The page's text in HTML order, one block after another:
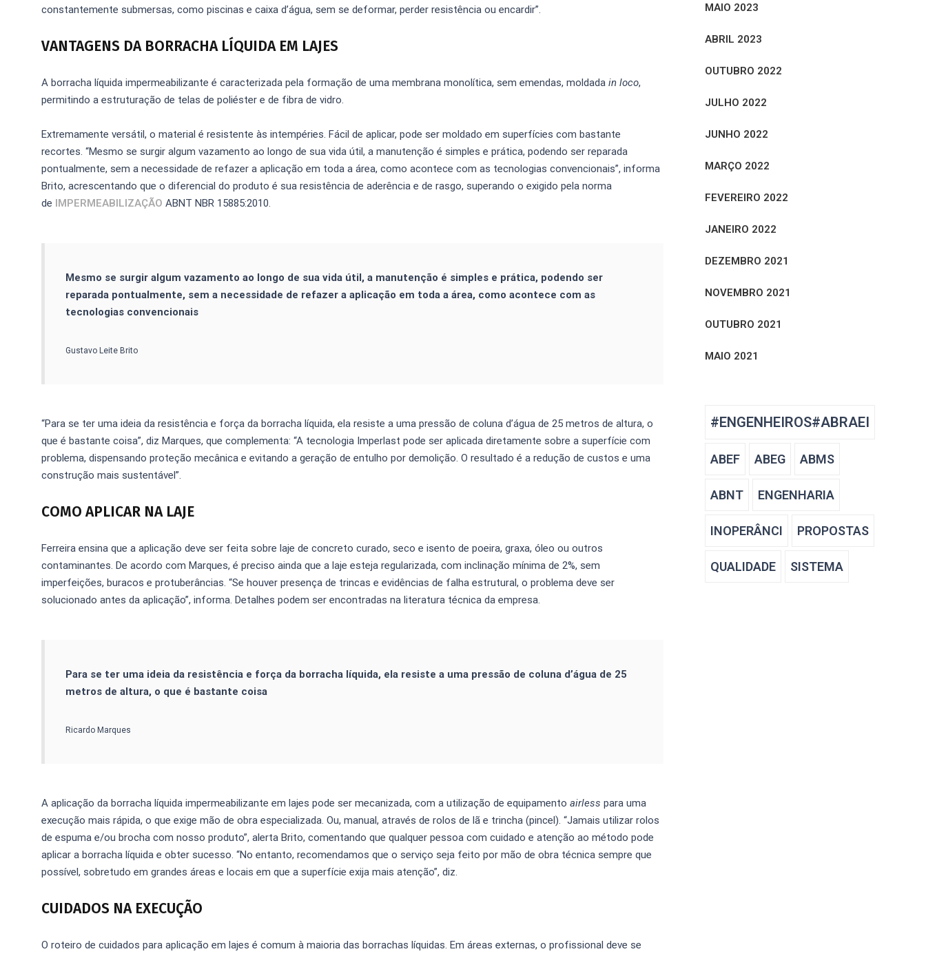
constantemente submersas, como piscinas e caixa d’água, sem se deformar, perder resistência ou encardir”.
VANTAGENS DA BORRACHA LÍQUIDA EM LAJES
A borracha líquida impermeabilizante é caracterizada pela formação de uma membrana monolítica, sem emendas, moldada in loco,
permitindo a estruturação de telas de poliéster e de fibra de vidro.
Extremamente versátil, o material é resistente às intempéries. Fácil de aplicar, pode ser moldado em superfícies com bastante
recortes. “Mesmo se surgir algum vazamento ao longo de sua vida útil, a manutenção é simples e prática, podendo ser reparada
pontualmente, sem a necessidade de refazer a aplicação em toda a área, como acontece com as tecnologias convencionais”, informa
Brito, acrescentando que o diferencial do produto é sua resistência de aderência e de rasgo, superando o exigido pela norma
de
IMPERMEABILIZAÇÃO ABNT NBR 15885:2010.
Mesmo se surgir algum vazamento ao longo de sua vida útil, a manutenção é simples e prática, podendo ser
reparada pontualmente, sem a necessidade de refazer a aplicação em toda a área, como acontece com as
tecnologias convencionais
Gustavo Leite Brito
“Para se ter uma ideia da resistência e força da borracha líquida, ela resiste a uma pressão de coluna d’água de 25 metros de altura, o
que é bastante coisa”, diz Marques, que complementa: “A tecnologia Imperlast pode ser aplicada diretamente sobre a superfície com
problema, dispensando proteção mecânica e evitando a geração de entulho por demolição. O resultado é a redução de custos e uma
construção mais sustentável”.
COMO APLICAR NA LAJE
Ferreira ensina que a aplicação deve ser feita sobre laje de concreto curado, seco e isento de poeira, graxa, óleo ou outros
contaminantes. De acordo com Marques, é preciso ainda que a laje esteja regularizada, com inclinação mínima de 2%, sem
imperfeições, buracos e protuberâncias. “Se houver presença de trincas e evidências de falha estrutural, o problema deve ser
solucionado antes da aplicação”, informa. Detalhes podem ser encontradas na literatura técnica da empresa.
Para se ter uma ideia da resistência e força da borracha líquida, ela resiste a uma pressão de coluna d’água de 25
metros de altura, o que é bastante coisa
Ricardo Marques
A aplicação da borracha líquida impermeabilizante em lajes pode ser mecanizada, com a utilização de equipamento airless para uma
execução mais rápida, o que exige mão de obra especializada. Ou, manual, através de rolos de lã e trincha (pincel). “Jamais utilizar rolos
de espuma e/ou brocha com nosso produto”, alerta Brito, comentando que qualquer pessoa com cuidado e atenção ao método pode
aplicar a borracha líquida e obter sucesso. “No entanto, recomendamos que o serviço seja feito por mão de obra técnica sempre que
possível, sobretudo em grandes áreas e locais em que a superfície exija mais atenção”, diz.
CUIDADOS NA EXECUÇÃO
O roteiro de cuidados para aplicação em lajes é comum à maioria das borrachas líquidas. Em áreas externas, o profissional deve se
MAIO 2023
ABRIL 2023
OUTUBRO 2022
JULHO 2022
JUNHO 2022
MARÇO 2022
FEVEREIRO 2022
JANEIRO 2022
DEZEMBRO 2021
NOVEMBRO 2021
OUTUBRO 2021
MAIO 2021
#ENGENHEIROS#ABRAEI
ABEF ABEG ABMS
ABNT ENGENHARIA
INOPERÂNCI PROPOSTAS
QUALIDADE SISTEMA